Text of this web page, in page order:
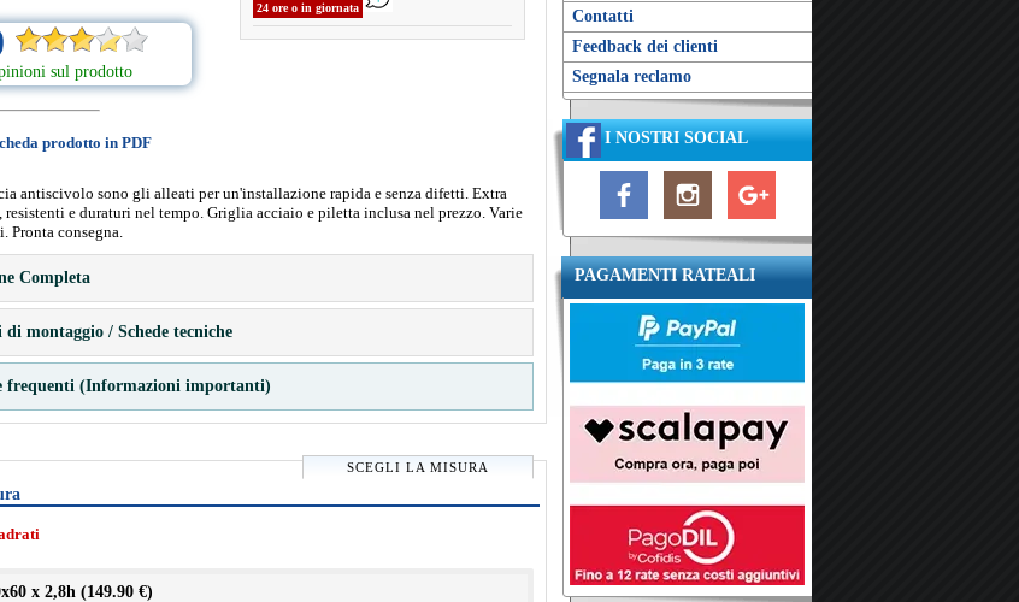
Contatti
Feedback dei clienti
Segnala reclamo
I NOSTRI SOCIAL
PAGAMENTI RATEALI
sul prodotto
prodotto in PDF
24 ore o in giornata
antiscivolo sono gli alleati per un'installazione rapida e senza difetti. Extra
e duraturi nel tempo. Griglia acciaio e piletta inclusa nel prezzo. Varie
Pronta consegna.
Completa
montaggio / Schede tecniche
frequenti (Informazioni importanti)
SCEGLI LA MISURA
x 2,8h (149.90 €)